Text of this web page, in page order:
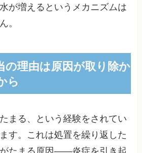
が増えるというメカニズムは
。
の理由は原因が取り除か
ら
まる、という経験をされてい
す。これは処置を繰り返した
たまる原因——炎症を引き起